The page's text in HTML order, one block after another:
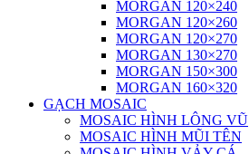
MORGAN 120×240
MORGAN 120×260
MORGAN 120×270
MORGAN 130×270
MORGAN 150×300
MORGAN 160×320
GẠCH MOSAIC
MOSAIC HÌNH LÔNG VŨ
MOSAIC HÌNH MŨI TÊN